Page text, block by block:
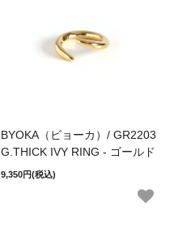
BYOKA（ビョーカ）/ GR2203
G.THICK IVY RING - ゴールド
9,350円(税込)